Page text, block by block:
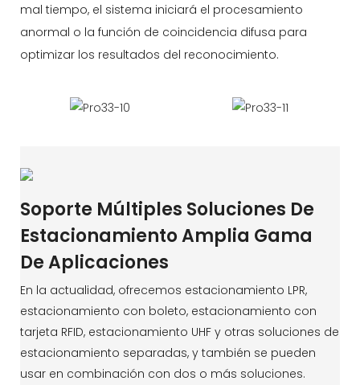
mal tiempo, el sistema iniciará el procesamiento
anormal o la función de coincidencia difusa para
optimizar los resultados del reconocimiento.
Soporte Múltiples Soluciones De
Estacionamiento Amplia Gama
De Aplicaciones
En la actualidad, ofrecemos estacionamiento LPR,
estacionamiento con boleto, estacionamiento con
tarjeta RFID, estacionamiento UHF y otras soluciones de
estacionamiento separadas, y también se pueden
usar en combinación con dos o más soluciones.